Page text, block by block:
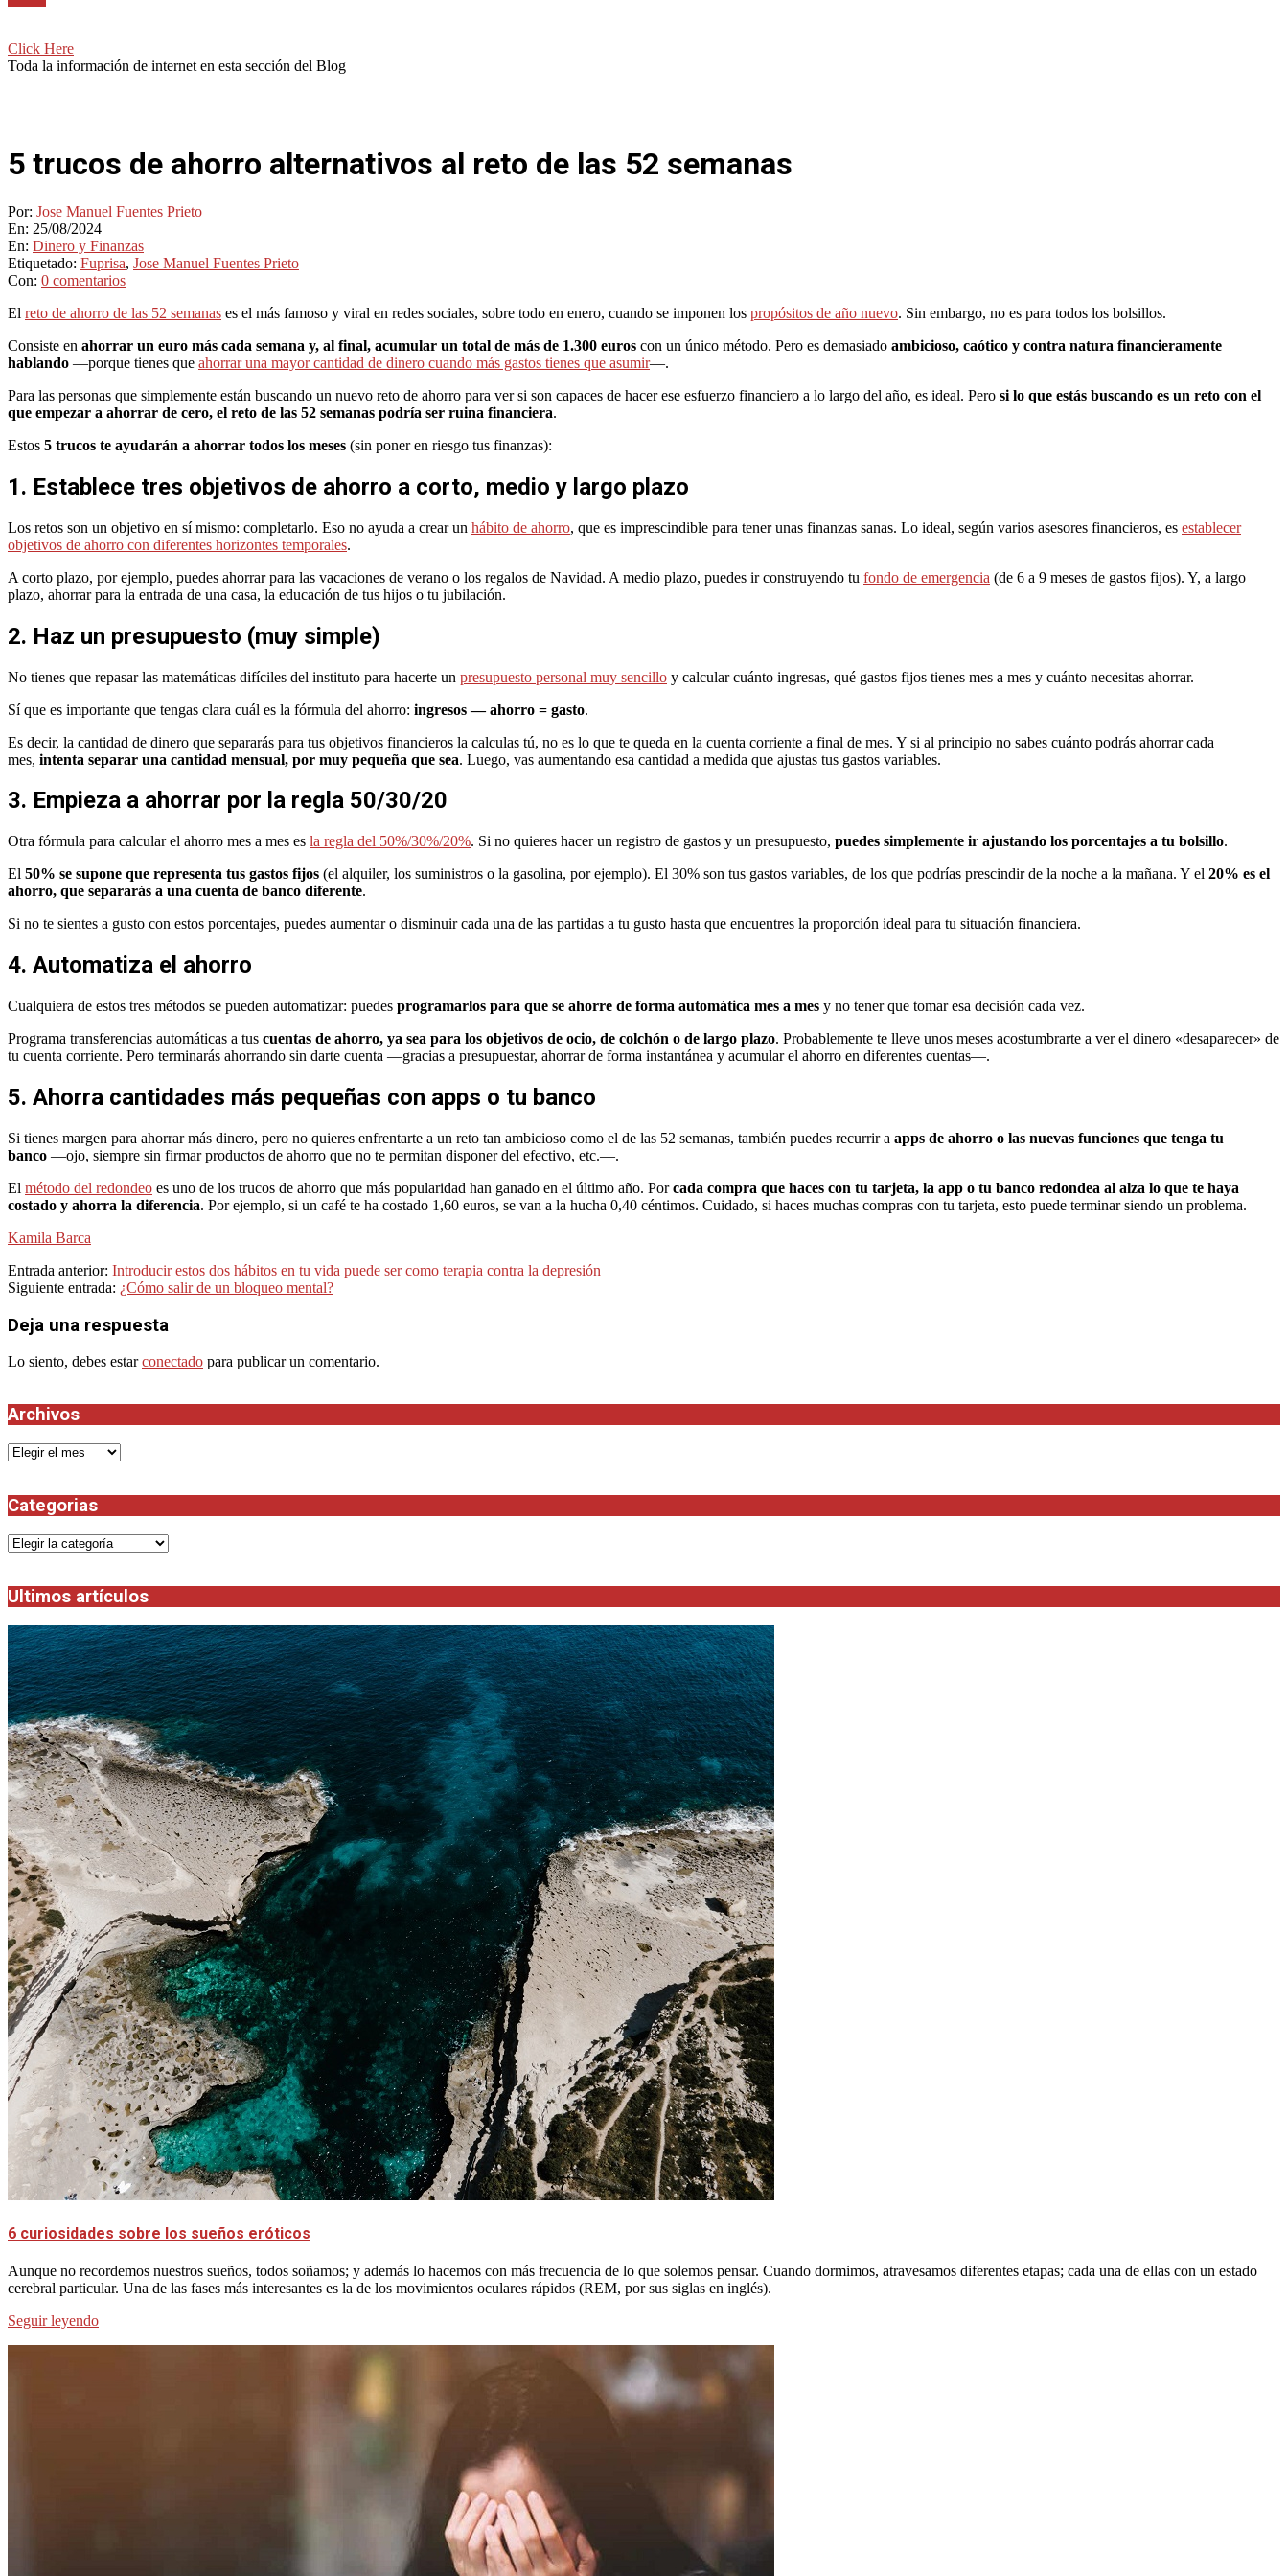
Click Here
Toda la información de internet en esta sección del Blog
5 trucos de ahorro alternativos al reto de las 52 semanas
Por: Jose Manuel Fuentes Prieto
En: 25/08/2024
En: Dinero y Finanzas
Etiquetado: Fuprisa, Jose Manuel Fuentes Prieto
Con: 0 comentarios
El reto de ahorro de las 52 semanas es el más famoso y viral en redes sociales, sobre todo en enero, cuando se imponen los propósitos de año nuevo. Sin embargo, no es para todos los bolsillos.
Consiste en ahorrar un euro más cada semana y, al final, acumular un total de más de 1.300 euros con un único método. Pero es demasiado ambicioso, caótico y contra natura financieramente
hablando —porque tienes que ahorrar una mayor cantidad de dinero cuando más gastos tienes que asumir—.
Para las personas que simplemente están buscando un nuevo reto de ahorro para ver si son capaces de hacer ese esfuerzo financiero a lo largo del año, es ideal. Pero si lo que estás buscando es un reto con el
que empezar a ahorrar de cero, el reto de las 52 semanas podría ser ruina financiera.
Estos 5 trucos te ayudarán a ahorrar todos los meses (sin poner en riesgo tus finanzas):
1. Establece tres objetivos de ahorro a corto, medio y largo plazo
Los retos son un objetivo en sí mismo: completarlo. Eso no ayuda a crear un hábito de ahorro, que es imprescindible para tener unas finanzas sanas. Lo ideal, según varios asesores financieros, es establecer
objetivos de ahorro con diferentes horizontes temporales.
A corto plazo, por ejemplo, puedes ahorrar para las vacaciones de verano o los regalos de Navidad. A medio plazo, puedes ir construyendo tu fondo de emergencia (de 6 a 9 meses de gastos fijos). Y, a largo
plazo, ahorrar para la entrada de una casa, la educación de tus hijos o tu jubilación.
2. Haz un presupuesto (muy simple)
No tienes que repasar las matemáticas difíciles del instituto para hacerte un presupuesto personal muy sencillo y calcular cuánto ingresas, qué gastos fijos tienes mes a mes y cuánto necesitas ahorrar.
Sí que es importante que tengas clara cuál es la fórmula del ahorro: ingresos — ahorro = gasto.
Es decir, la cantidad de dinero que separarás para tus objetivos financieros la calculas tú, no es lo que te queda en la cuenta corriente a final de mes. Y si al principio no sabes cuánto podrás ahorrar cada
mes, intenta separar una cantidad mensual, por muy pequeña que sea. Luego, vas aumentando esa cantidad a medida que ajustas tus gastos variables.
3. Empieza a ahorrar por la regla 50/30/20
Otra fórmula para calcular el ahorro mes a mes es la regla del 50%/30%/20%. Si no quieres hacer un registro de gastos y un presupuesto, puedes simplemente ir ajustando los porcentajes a tu bolsillo.
El 50% se supone que representa tus gastos fijos (el alquiler, los suministros o la gasolina, por ejemplo). El 30% son tus gastos variables, de los que podrías prescindir de la noche a la mañana. Y el 20% es el
ahorro, que separarás a una cuenta de banco diferente.
Si no te sientes a gusto con estos porcentajes, puedes aumentar o disminuir cada una de las partidas a tu gusto hasta que encuentres la proporción ideal para tu situación financiera.
4. Automatiza el ahorro
Cualquiera de estos tres métodos se pueden automatizar: puedes programarlos para que se ahorre de forma automática mes a mes y no tener que tomar esa decisión cada vez.
Programa transferencias automáticas a tus cuentas de ahorro, ya sea para los objetivos de ocio, de colchón o de largo plazo. Probablemente te lleve unos meses acostumbrarte a ver el dinero «desaparecer» de
tu cuenta corriente. Pero terminarás ahorrando sin darte cuenta —gracias a presupuestar, ahorrar de forma instantánea y acumular el ahorro en diferentes cuentas—.
5. Ahorra cantidades más pequeñas con apps o tu banco
Si tienes margen para ahorrar más dinero, pero no quieres enfrentarte a un reto tan ambicioso como el de las 52 semanas, también puedes recurrir a apps de ahorro o las nuevas funciones que tenga tu
banco —ojo, siempre sin firmar productos de ahorro que no te permitan disponer del efectivo, etc.—.
El método del redondeo es uno de los trucos de ahorro que más popularidad han ganado en el último año. Porcada compra que haces con tu tarjeta, la app o tu banco redondea al alza lo que te haya
costado y ahorra la diferencia. Por ejemplo, si un café te ha costado 1,60 euros, se van a la hucha 0,40 céntimos. Cuidado, si haces muchas compras con tu tarjeta, esto puede terminar siendo un problema.
Kamila Barca
2024-
08-
Entrada anterior: Introducir estos dos hábitos en tu vida puede ser como terapia contra la depresión
Siguiente entrada: ¿Cómo salir de un bloqueo mental?
Deja una respuesta
Lo siento, debes estarconectado para publicar un comentario.
Archivos
Archivos
Categorias
Categorias
Ultimos artículos
6 curiosidades sobre los sueños eróticos
Aunque no recordemos nuestros sueños, todos soñamos; y además lo hacemos con más frecuencia de lo que solemos pensar. Cuando dormimos, atravesamos diferentes etapas; cada una de ellas con un estado
cerebral particular. Una de las fases más interesantes es la de los movimientos oculares rápidos (REM, por sus siglas en inglés).
Seguir leyendo